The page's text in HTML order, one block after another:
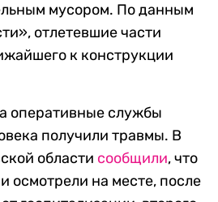
мусором. По данным
отлетевшие части
к конструкции
оперативные службы
получили травмы. В
области сообщили, что
осмотрели на месте, после